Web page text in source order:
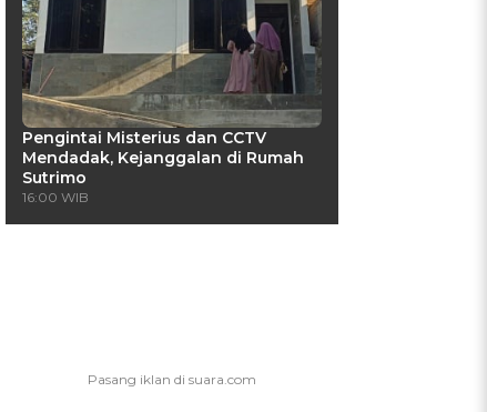
Pengintai Misterius dan CCTV
Mendadak, Kejanggalan di Rumah
Sutrimo
16:00 WIB